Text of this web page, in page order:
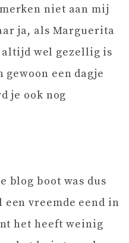
niet aan mij
ja, als Marguerita
wel gezellig is
gewoon een dagje
je ook nog
blog boot was dus
een vreemde eend in
het heeft weinig